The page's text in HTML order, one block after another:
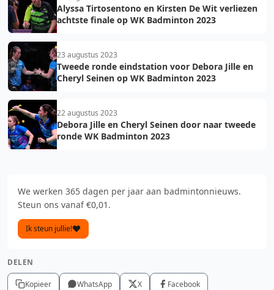
Alyssa Tirtosentono en Kirsten De Wit verliezen
achtste finale op WK Badminton 2023
23 augustus 2023
Tweede ronde eindstation voor Debora Jille en
Cheryl Seinen op WK Badminton 2023
22 augustus 2023
Debora Jille en Cheryl Seinen door naar tweede
ronde WK Badminton 2023
We werken 365 dagen per jaar aan badmintonnieuws.
Steun ons vanaf €0,01.
Ik steun jullie!
DELEN
Kopieer WhatsApp X Facebook